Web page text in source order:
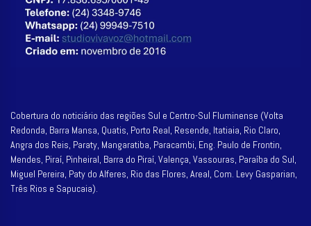
Cobertura do noticiário das regiões Sul e Centro-Sul Fluminense (Volta
Redonda, Barra Mansa, Quatis, Porto Real, Resende, Itatiaia, Rio Claro,
Angra dos Reis, Paraty, Mangaratiba, Paracambi, Eng. Paulo de Frontin,
Mendes, Piraí, Pinheiral, Barra do Piraí, Valença, Vassouras, Paraíba do Sul,
Miguel Pereira, Paty do Alferes, Rio das Flores, Areal, Com. Levy Gasparian,
Três Rios e Sapucaia).